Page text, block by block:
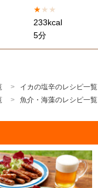
★★ ★
233kcal
5分
イカの塩辛のレシピ一覧
魚介・海藻のレシピ一覧